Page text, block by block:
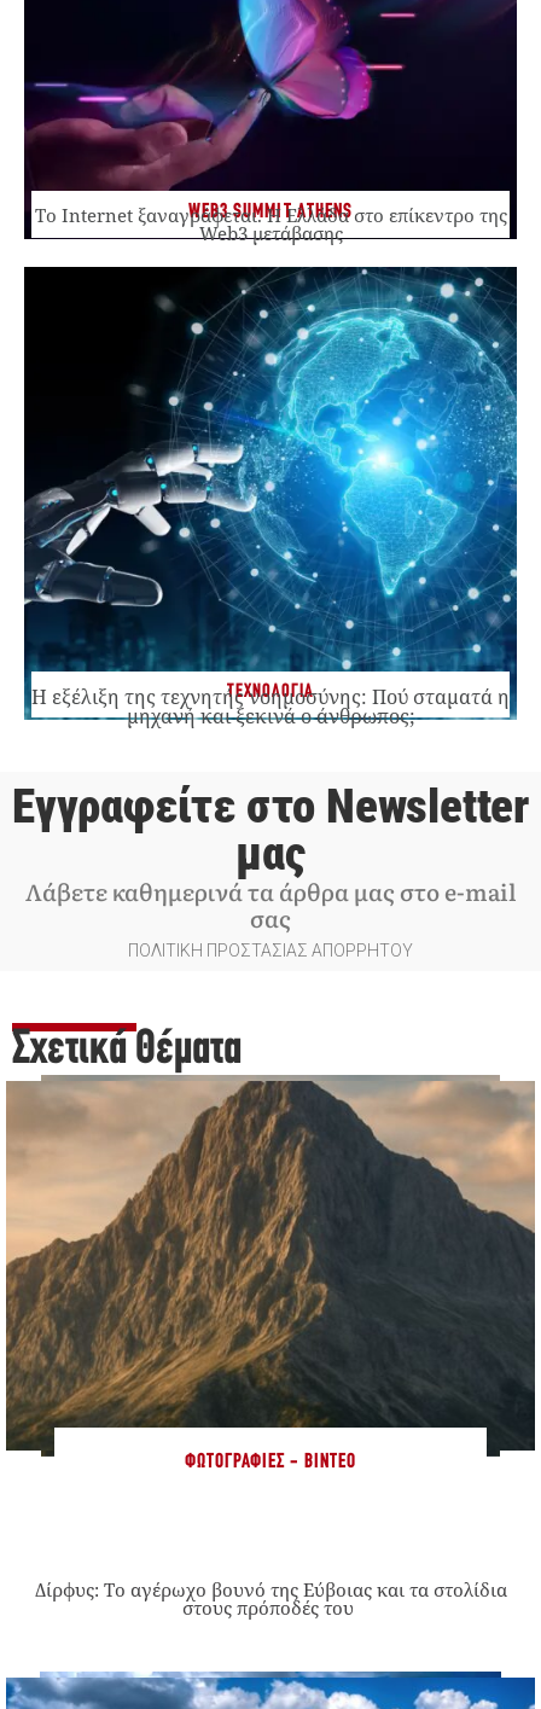
WEB3 SUMMIT ATHENS
Το Internet ξαναγράφεται. Η Ελλάδα στο επίκεντρο της
Web3 μετάβασης
ΤΕΧΝΟΛΟΓΙΑ
Η εξέλιξη της τεχνητής νοημοσύνης: Πού σταματά η
μηχανή και ξεκινά ο άνθρωπος;
Εγγραφείτε στο Newsletter
μας
Λάβετε καθημερινά τα άρθρα μας στο e-mail
σας
ΠΟΛΙΤΙΚΗ ΠΡΟΣΤΑΣΙΑΣ ΑΠΟΡΡΗΤΟΥ
Σχετικά Θέματα
ΦΩΤΟΓΡΑΦΊΕΣ - ΒΊΝΤΕΟ
Δίρφυς: Το αγέρωχο βουνό της Εύβοιας και τα στολίδια
στους πρόποδές του